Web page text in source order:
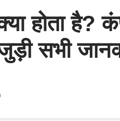
होता है?
सभी